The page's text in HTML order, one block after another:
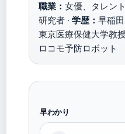
職業： 女優、タレン
研究者 · 学歴： 早稲
東京医療保健大学教
ロコモ予防ロボット
早わかり